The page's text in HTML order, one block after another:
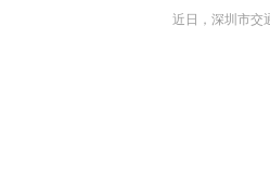
近日，深圳市交